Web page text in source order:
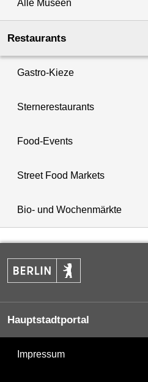
Alle Museen
Restaurants
Gastro-Kieze
Sternerestaurants
Food-Events
Street Food Markets
Bio- und Wochenmärkte
Hauptstadtportal
Impressum